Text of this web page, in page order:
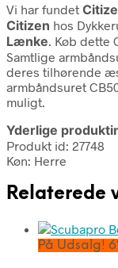
Vi har fundet
Citizen hos
Lænke. Køb dette
Samtlige
deres tilhørende
armbåndsuret
muligt.
Yderlige
Produkt id: 27748
Køn: Herre
Relaterede
På Udsalg!